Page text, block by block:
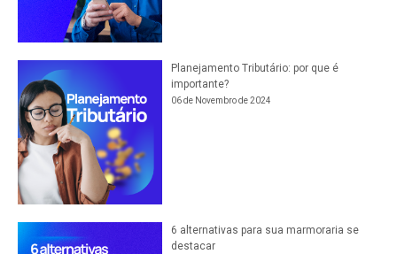
Planejamento Tributário: por que é
importante?
06 de Novembro de 2024
6 alternativas para sua marmoraria se
destacar